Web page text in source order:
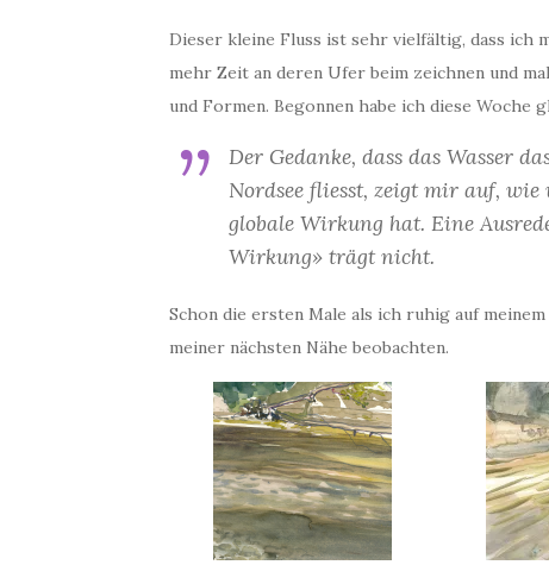
Dieser kleine Fluss ist sehr vielfältig, dass ich
mehr Zeit an deren Ufer beim zeichnen und
und Formen. Begonnen habe ich diese Woche
Der Gedanke, dass das Wasser
Nordsee fliesst, zeigt mir auf,
globale Wirkung hat. Eine
Wirkung» trägt nicht.
Schon die ersten Male als ich ruhig auf
meiner nächsten Nähe beobachten.